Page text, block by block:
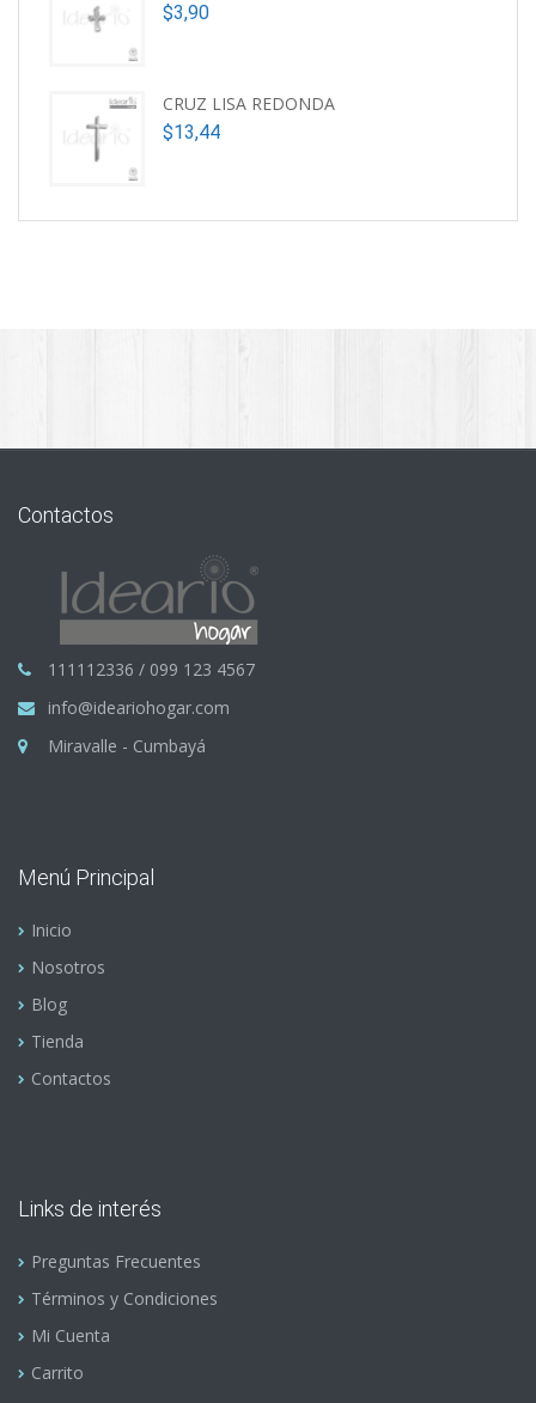
$3,90
CRUZ LISA REDONDA
$13,44
Contactos
111112336 / 099 123 4567
info@ideariohogar.com
Miravalle - Cumbayá
Menú Principal
Inicio
Nosotros
Blog
Tienda
Contactos
Links de interés
Preguntas Frecuentes
Términos y Condiciones
Mi Cuenta
Carrito